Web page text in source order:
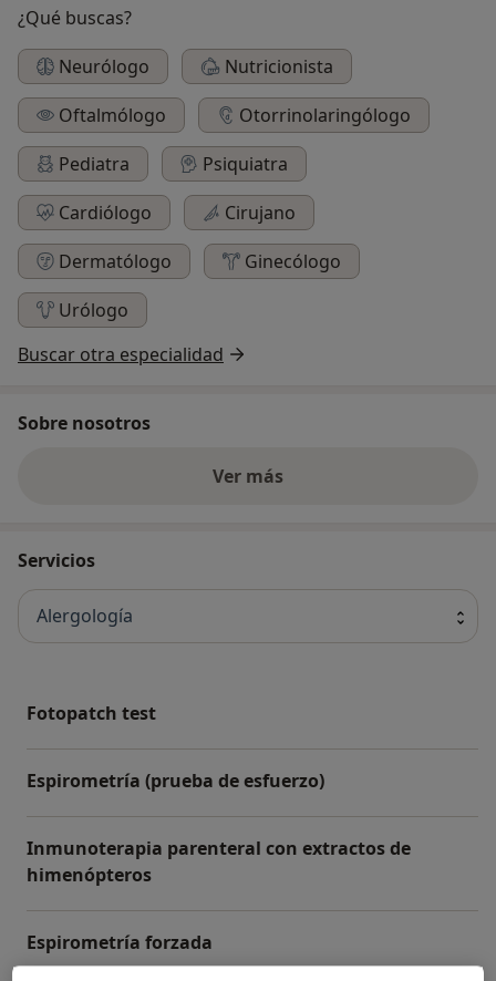
¿Qué buscas?
Neurólogo
Nutricionista
Oftalmólogo
Otorrinolaringólogo
Pediatra
Psiquiatra
Cardiólogo
Cirujano
Dermatólogo
Ginecólogo
Urólogo
Buscar otra especialidad
Sobre nosotros
Ver más
Servicios
Alergología
Fotopatch test
Espirometría (prueba de esfuerzo)
Inmunoterapia parenteral con extractos de
himenópteros
Espirometría forzada